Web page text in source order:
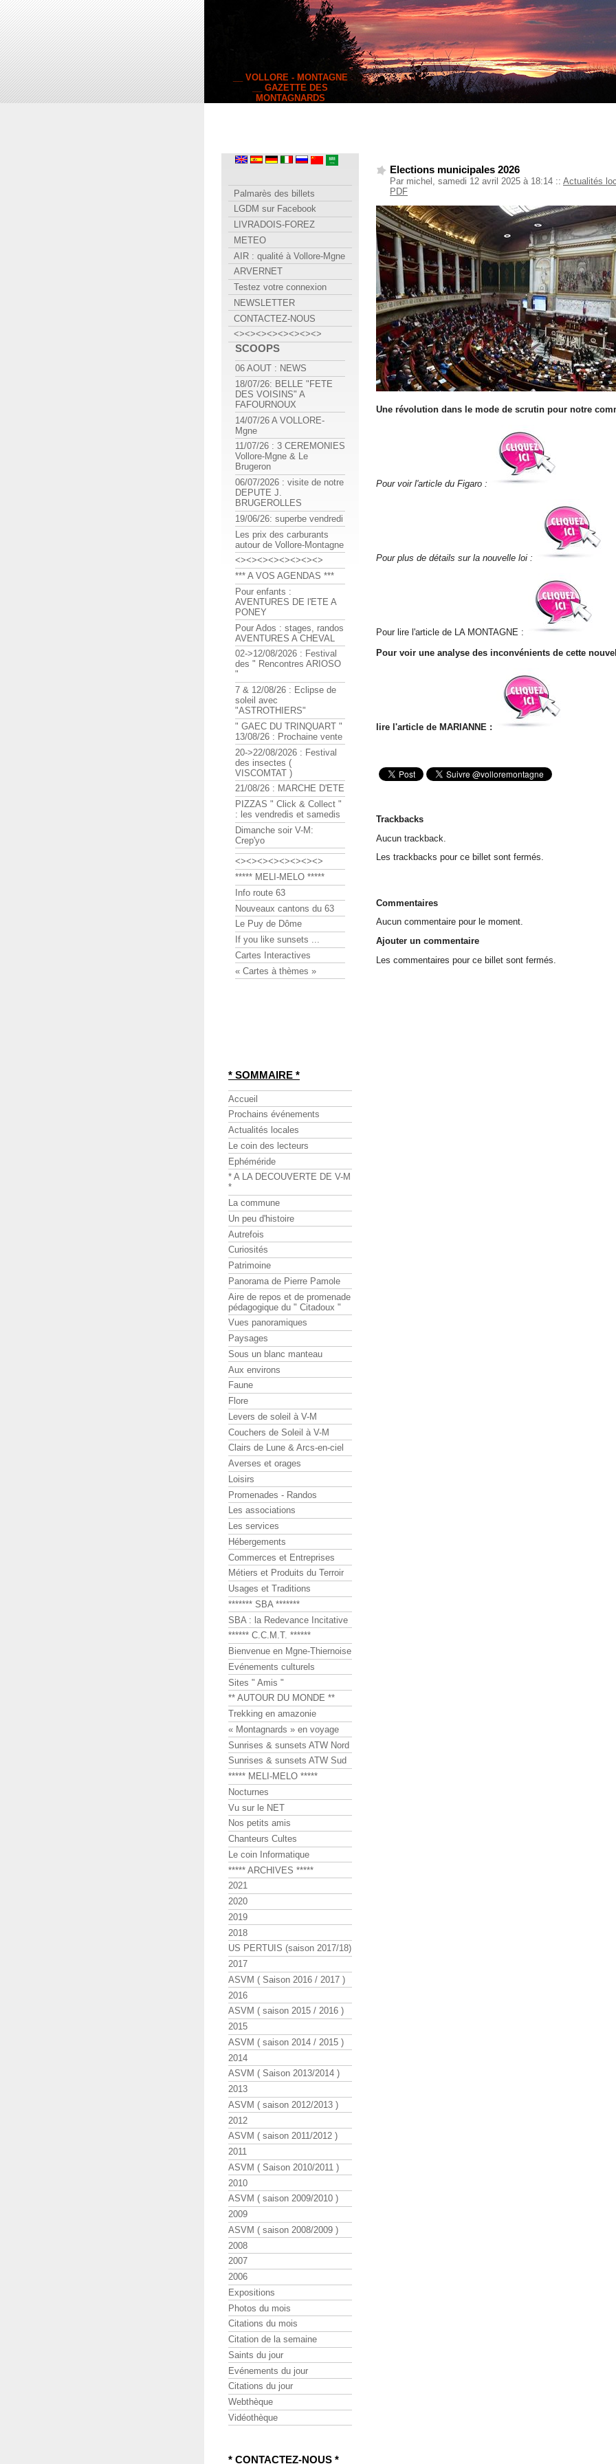
__ VOLLORE - MONTAGNE
__ GAZETTE DES
MONTAGNARDS
Elections municipales 2026
Par michel, samedi 12 avril 2025 à 18:14 :: Actualités
PDF
Une révolution dans le mode de scrutin pour notre
Pour voir l'article du Figaro :
Pour plus de détails sur la nouvelle loi :
Pour lire l'article de LA MONTAGNE :
Pour voir une analyse des inconvénients de cette
lire l'article de MARIANNE :
Trackbacks
Aucun trackback.
Les trackbacks pour ce billet sont fermés.
Commentaires
Aucun commentaire pour le moment.
Ajouter un commentaire
Les commentaires pour ce billet sont fermés.
Palmarès des billets
LGDM sur Facebook
LIVRADOIS-FOREZ
METEO
AIR : qualité à Vollore-Mgne
ARVERNET
Testez votre connexion
NEWSLETTER
CONTACTEZ-NOUS
<><><><><><><><>
SCOOPS
06 AOUT : NEWS
18/07/26: BELLE "FETE
DES VOISINS" A
FAFOURNOUX
14/07/26 A VOLLORE-
Mgne
11/07/26 : 3 CEREMONIES
Vollore-Mgne & Le
Brugeron
06/07/2026 : visite de notre
DEPUTE J.
BRUGEROLLES
19/06/26: superbe vendredi
Les prix des carburants
autour de Vollore-Montagne
<><><><><><><><>
*** A VOS AGENDAS ***
Pour enfants :
AVENTURES DE l'ETE A
PONEY
Pour Ados : stages, randos
AVENTURES A CHEVAL
02->12/08/2026 : Festival
des " Rencontres ARIOSO
"
7 & 12/08/26 : Eclipse de
soleil avec
"ASTROTHIERS"
" GAEC DU TRINQUART "
13/08/26 : Prochaine vente
20->22/08/2026 : Festival
des insectes (
VISCOMTAT )
21/08/26 : MARCHE D'ETE
PIZZAS " Click & Collect "
: les vendredis et samedis
Dimanche soir V-M:
Crep'yo
<><><><><><><><>
***** MELI-MELO *****
Info route 63
Nouveaux cantons du 63
Le Puy de Dôme
If you like sunsets ...
Cartes Interactives
« Cartes à thèmes »
* SOMMAIRE *
Accueil
Prochains événements
Actualités locales
Le coin des lecteurs
Ephéméride
* A LA DECOUVERTE DE V-M
*
La commune
Un peu d'histoire
Autrefois
Curiosités
Patrimoine
Panorama de Pierre Pamole
Aire de repos et de promenade
pédagogique du " Citadoux "
Vues panoramiques
Paysages
Sous un blanc manteau
Aux environs
Faune
Flore
Levers de soleil à V-M
Couchers de Soleil à V-M
Clairs de Lune & Arcs-en-ciel
Averses et orages
Loisirs
Promenades - Randos
Les associations
Les services
Hébergements
Commerces et Entreprises
Métiers et Produits du Terroir
Usages et Traditions
******* SBA *******
SBA : la Redevance Incitative
****** C.C.M.T. ******
Bienvenue en Mgne-Thiernoise
Evénements culturels
Sites " Amis "
** AUTOUR DU MONDE **
Trekking en amazonie
« Montagnards » en voyage
Sunrises & sunsets ATW Nord
Sunrises & sunsets ATW Sud
***** MELI-MELO *****
Nocturnes
Vu sur le NET
Nos petits amis
Chanteurs Cultes
Le coin Informatique
***** ARCHIVES *****
2021
2020
2019
2018
US PERTUIS (saison 2017/18)
2017
ASVM ( Saison 2016 / 2017 )
2016
ASVM ( saison 2015 / 2016 )
2015
ASVM ( saison 2014 / 2015 )
2014
ASVM ( Saison 2013/2014 )
2013
ASVM ( saison 2012/2013 )
2012
ASVM ( saison 2011/2012 )
2011
ASVM ( Saison 2010/2011 )
2010
ASVM ( saison 2009/2010 )
2009
ASVM ( saison 2008/2009 )
2008
2007
2006
Expositions
Photos du mois
Citations du mois
Citation de la semaine
Saints du jour
Evénements du jour
Citations du jour
Webthèque
Vidéothèque
* CONTACTEZ-NOUS *